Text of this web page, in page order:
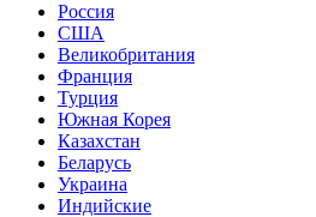
Россия
США
Великобритания
Франция
Турция
Южная Корея
Казахстан
Беларусь
Украина
Индийские